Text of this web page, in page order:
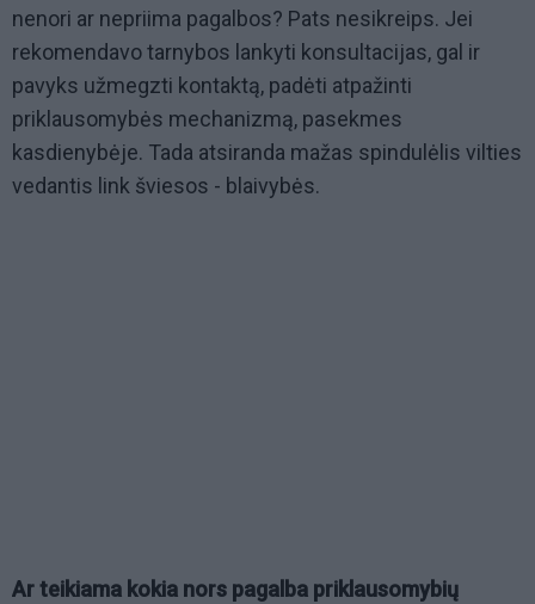
nenori ar nepriima pagalbos? Pats nesikreips. Jei
rekomendavo tarnybos lankyti konsultacijas, gal ir
pavyks užmegzti kontaktą, padėti atpažinti
priklausomybės mechanizmą, pasekmes
kasdienybėje. Tada atsiranda mažas spindulėlis vilties
vedantis link šviesos - blaivybės.
Ar teikiama kokia nors pagalba priklausomybių